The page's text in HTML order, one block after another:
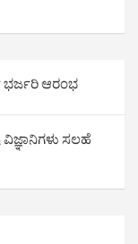
ಭರ್ಜರಿ ಆರಂಭ
ಸಲಹೆ